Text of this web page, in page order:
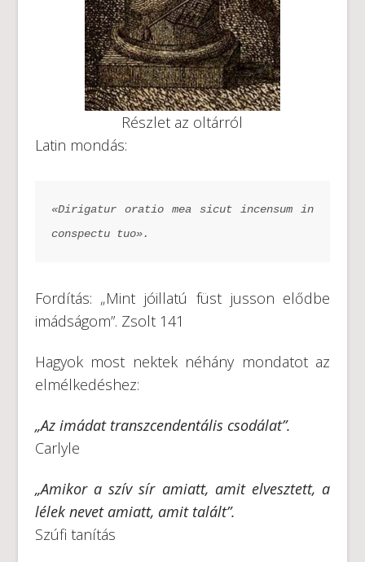
Részlet az oltárról
Latin mondás:
«Dirigatur oratio mea sicut incensum in
conspectu tuo».
Fordítás: „Mint jóillatú füst jusson elődbe
imádságom”. Zsolt 141
Hagyok most nektek néhány mondatot az
elmélkedéshez:
„Az imádat transzcendentális csodálat”.
Carlyle
„Amikor a szív sír amiatt, amit elvesztett, a
lélek nevet amiatt, amit talált”.
Szúfi tanítás